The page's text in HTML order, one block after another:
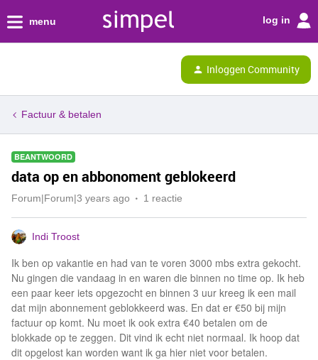
menu log in
Inloggen Community
Factuur & betalen
BEANTWOORD
data op en abbonoment geblokeerd
Forum|Forum|3 years ago 1 reactie
Indi Troost
Ik ben op vakantie en had van te voren 3000 mbs extra gekocht.
Nu gingen die vandaag in en waren die binnen no time op. Ik heb
een paar keer iets opgezocht en binnen 3 uur kreeg ik een mail
dat mijn abonnement geblokkeerd was. En dat er €50 bij mijn
factuur op komt. Nu moet ik ook extra €40 betalen om de
blokkade op te zeggen. Dit vind ik echt niet normaal. Ik hoop dat
dit opgelost kan worden want ik ga hier niet voor betalen.